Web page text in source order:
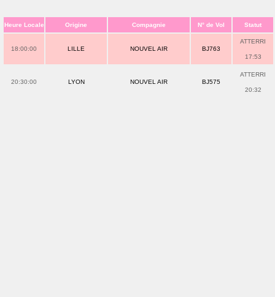
Heure Locale Origine Compagnie N° de Vol Statut
18:00:00 LILLE NOUVEL AIR BJ763
ATTERRI
17:53
20:30:00 LYON NOUVEL AIR BJ575
ATTERRI
20:32